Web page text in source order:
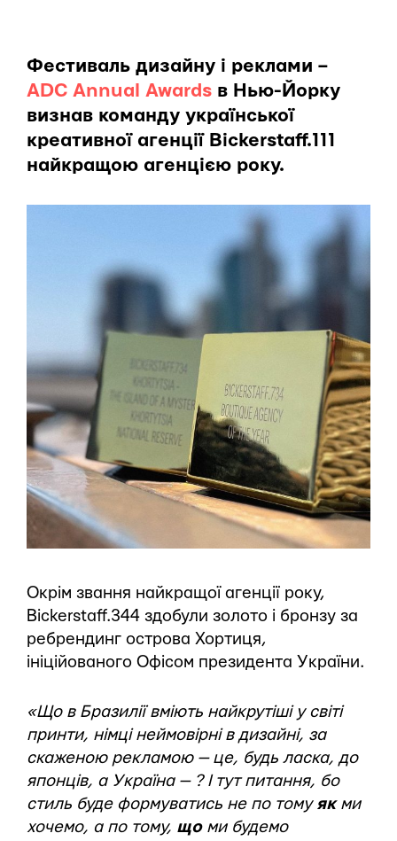
Фестиваль дизайну і реклами –
ADC Annual Awards в Нью-Йорку
визнав команду української
креативної агенції Bickerstaff.111
найкращою агенцією року.
Окрім звання найкращої агенції року,
Bickerstaff.344 здобули золото і бронзу за
ребрендинг острова Хортиця,
ініційованого Офісом президента України.
«Що в Бразилії вміють найкрутіші у світі
принти, німці неймовірні в дизайні, за
скаженою рекламою — це, будь ласка, до
японців, а Україна — ? І тут питання, бо
стиль буде формуватись не по тому якми
хочемо, а по тому, щоми будемо